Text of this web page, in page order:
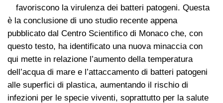
favoriscono la virulenza dei batteri patogeni. Questa
è la conclusione di uno studio recente appena
pubblicato dal Centro Scientifico di Monaco che, con
questo testo, ha identificato una nuova minaccia con
qui mette in relazione l’aumento della temperatura
dell’acqua di mare e l’attaccamento di batteri patogeni
alle superfici di plastica, aumentando il rischio di
infezioni per le specie viventi, soprattutto per la salute